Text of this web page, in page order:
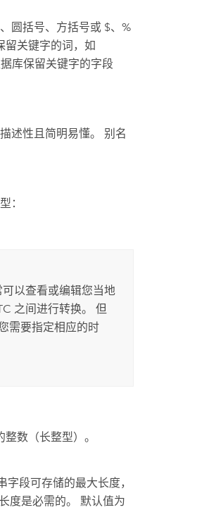
圆括号、方括号或 $、%
留关键字的词，如
库保留关键字的字段
述性且简明易懂。 别名
：
以查看或编辑您当地
之间进行转换。 但
需要指定相应的时
数（长整型）。
段可存储的最大长度，
度是必需的。 默认值为